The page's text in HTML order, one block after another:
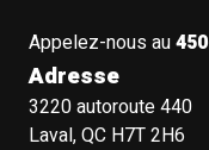
Appelez-nous au
Adresse
3220 autoroute 440
Laval, QC H7T 2H6